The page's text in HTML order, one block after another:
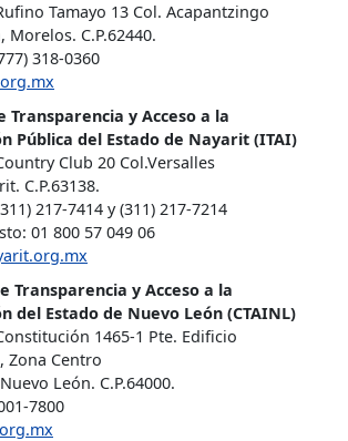
Tamayo 13 Col. Acapantzingo
Morelos. C.P.62440.
318-0360
y Acceso a la
Pública del Estado de Nayarit (ITAI)
Club 20 Col.Versalles
C.P.63138.
217-7414 y (311) 217-7214
01 800 57 049 06
Transparencia y Acceso a la
del Estado de Nuevo León (CTAINL)
1465-1 Pte. Edificio
Zona Centro
León. C.P.64000.
7800